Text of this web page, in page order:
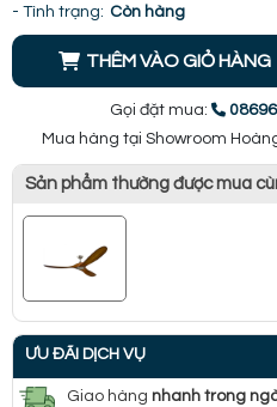
- Tình trạng: Còn hàng
THÊM VÀO GIỎ HÀNG
Gọi đặt mua:
Mua hàng tại Showroom
Sản phẩm thường được mua
ƯU ĐÃI DỊCH VỤ
Giao hàng nhanh trong